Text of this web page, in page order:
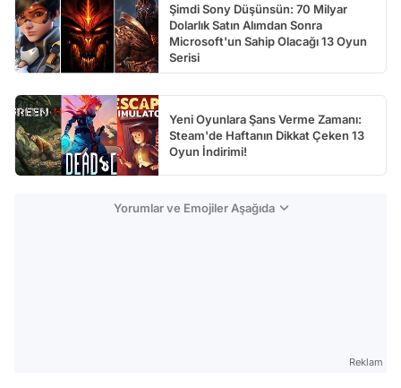
Şimdi Sony Düşünsün: 70 Milyar
Dolarlık Satın Alımdan Sonra
Microsoft'un Sahip Olacağı 13 Oyun
Serisi
Yeni Oyunlara Şans Verme Zamanı:
Steam'de Haftanın Dikkat Çeken 13
Oyun İndirimi!
Yorumlar ve Emojiler Aşağıda
Reklam